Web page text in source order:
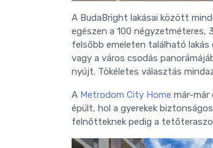
A BudaBright lakásai között
egészen a 100 négyzetméteres,
felsőbb emeleten található
vagy a város csodás
nyújt. Tökéletes választás
A Metrodom City Home már-már
épült, hol a gyerekek
felnőtteknek pedig a